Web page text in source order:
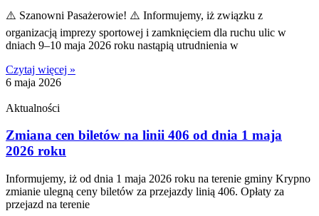
⚠️ Szanowni Pasażerowie! ⚠️ Informujemy, iż związku z
organizacją imprezy sportowej i zamknięciem dla ruchu ulic w
dniach 9–10 maja 2026 roku nastąpią utrudnienia w
Czytaj więcej »
6 maja 2026
Aktualności
Zmiana cen biletów na linii 406 od dnia 1 maja
2026 roku
Informujemy, iż od dnia 1 maja 2026 roku na terenie gminy Krypno
zmianie ulegną ceny biletów za przejazdy linią 406. Opłaty za
przejazd na terenie